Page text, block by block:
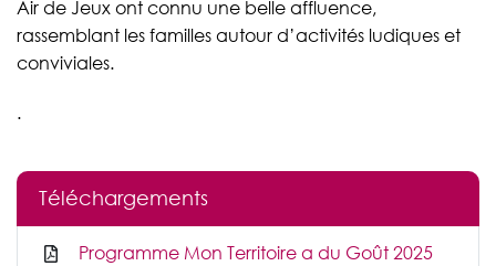
Air de Jeux ont connu une belle affluence,
rassemblant les familles autour d’activités ludiques et
conviviales.
.
Téléchargements
Programme Mon Territoire a du Goût 2025